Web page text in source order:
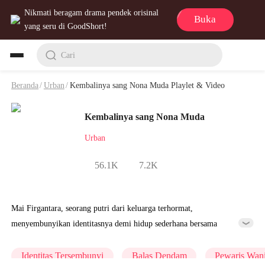
Nikmati beragam drama pendek orisinal
yang seru di GoodShort!
Buka
Cari
Beranda /Urban /Kembalinya sang Nona Muda Playlet & Video
Kembalinya sang Nona Muda
Urban
56.1K 7.2K
Mai Firgantara, seorang putri dari keluarga terhormat,
menyembunyikan identitasnya demi hidup sederhana bersama
bisnis senilai 2 triliun sebagai hadiah ulang tahun untuk suaminya,
Identitas Tersembunyi Balas Dendam Pewaris